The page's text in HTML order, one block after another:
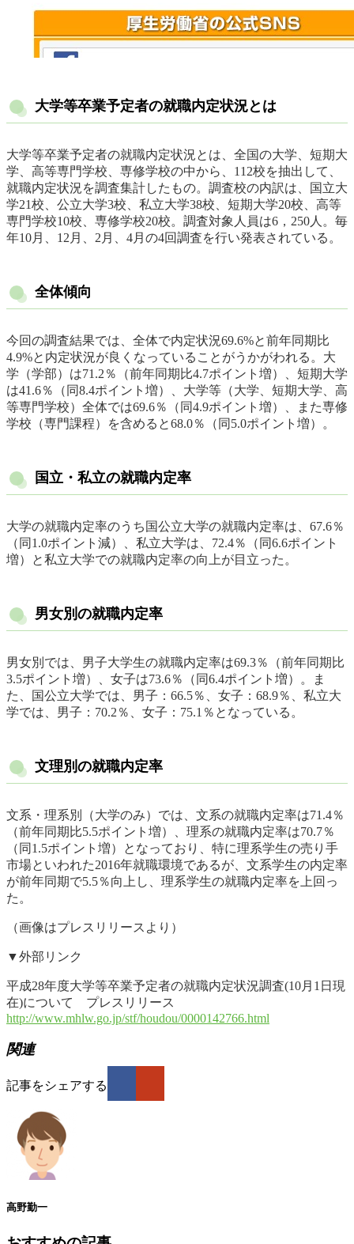
大学等卒業予定者の就職内定状況とは
大学等卒業予定者の就職内定状況とは、全国の大学、短期大
学、高等専門学校、専修学校の中から、112校を抽出して、
就職内定状況を調査集計したもの。調査校の内訳は、国立大
学21校、公立大学3校、私立大学38校、短期大学20校、高等
専門学校10校、専修学校20校。調査対象人員は6，250人。毎
年10月、12月、2月、4月の4回調査を行い発表されている。
全体傾向
今回の調査結果では、全体で内定状況69.6%と前年同期比
4.9%と内定状況が良くなっていることがうかがわれる。大
学（学部）は71.2％（前年同期比4.7ポイント増）、短期大学
は41.6％（同8.4ポイント増）、大学等（大学、短期大学、高
等専門学校）全体では69.6％（同4.9ポイント増）、また専修
学校（専門課程）を含めると68.0％（同5.0ポイント増）。
国立・私立の就職内定率
大学の就職内定率のうち国公立大学の就職内定率は、67.6％
（同1.0ポイント減）、私立大学は、72.4％（同6.6ポイント
増）と私立大学での就職内定率の向上が目立った。
男女別の就職内定率
男女別では、男子大学生の就職内定率は69.3％（前年同期比
3.5ポイント増）、女子は73.6％（同6.4ポイント増）。ま
た、国公立大学では、男子：66.5％、女子：68.9％、私立大
学では、男子：70.2％、女子：75.1％となっている。
文理別の就職内定率
文系・理系別（大学のみ）では、文系の就職内定率は71.4％
（前年同期比5.5ポイント増）、理系の就職内定率は70.7％
（同1.5ポイント増）となっており、特に理系学生の売り手
市場といわれた2016年就職環境であるが、文系学生の内定率
が前年同期で5.5％向上し、理系学生の就職内定率を上回っ
た。
（画像はプレスリリースより）
▼外部リンク
平成28年度大学等卒業予定者の就職内定状況調査(10月1日現
在)について プレスリリース
http://www.mhlw.go.jp/stf/houdou/0000142766.html
関連
記事をシェアする
高野勤一